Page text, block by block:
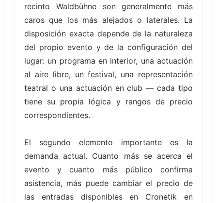
recinto Waldbühne son generalmente más
caros que los más alejados o laterales. La
disposición exacta depende de la naturaleza
del propio evento y de la configuración del
lugar: un programa en interior, una actuación
al aire libre, un festival, una representación
teatral o una actuación en club — cada tipo
tiene su propia lógica y rangos de precio
correspondientes.
El segundo elemento importante es la
demanda actual. Cuanto más se acerca el
evento y cuanto más público confirma
asistencia, más puede cambiar el precio de
las entradas disponibles en Cronetik en